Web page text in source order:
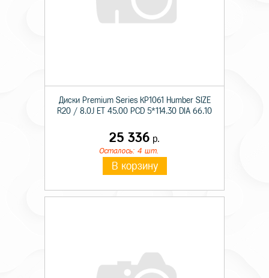
Диски Premium Series КР1061 Humber SIZE
R20 / 8.0J ET 45.00 PCD 5*114.30 DIA 66.10
25 336 р.
Осталось: 4 шт.
В корзину